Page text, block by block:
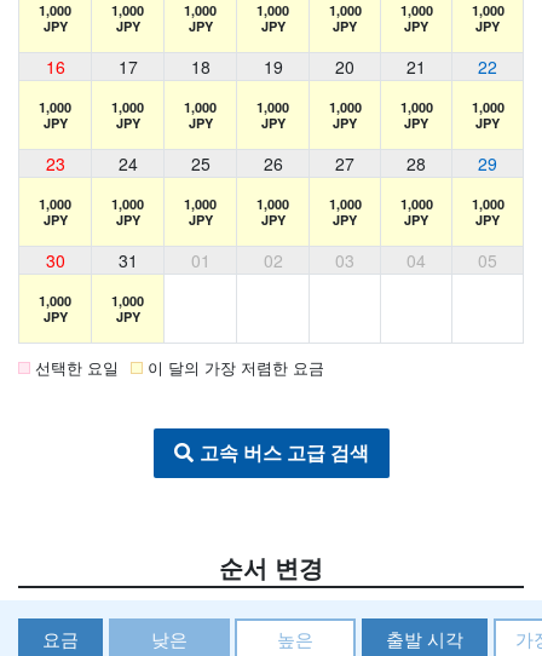
1,000
JPY
1,000
JPY
1,000
JPY
1,000
JPY
1,000
JPY
1,000
JPY
1,000
JPY
16 17 18 19 20 21 22
1,000
JPY
1,000
JPY
1,000
JPY
1,000
JPY
1,000
JPY
1,000
JPY
1,000
JPY
23 24 25 26 27 28 29
1,000
JPY
1,000
JPY
1,000
JPY
1,000
JPY
1,000
JPY
1,000
JPY
1,000
JPY
30 31 01 02 03 04 05
1,000
JPY
1,000
JPY
선택한 요일 이 달의 가장 저렴한 요금
고속 버스 고급 검색
순서 변경
요금 낮은 높은 출발 시각 가